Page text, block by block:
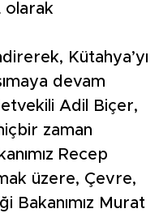
olarak
Kütahya’yı
devam
Adil Biçer,
zaman
Recep
üzere, Çevre,
Bakanımız Murat